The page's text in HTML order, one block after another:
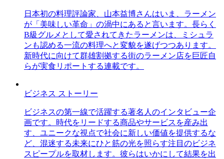
日本初の料理評論家、山本益博さんはいま、ラーメン
が「美味しい革命」の渦中にあると言います。長らく
B級グルメとして愛されてきたラーメンは、ミシュラ
ンも認める一流の料理へと変貌を遂げつつあります。
新時代に向けて群雄割拠する街のラーメン店を巨匠自
らが実食リポートする連載です。
ビジネス ストーリー
ビジネスの第一線で活躍する著名人のインタビュー企
画です。時代をリードする商品やサービスを産み出
す、ユニークな視点で社会に新しい価値を提供するな
ど、混迷する未来にひと筋の光を照らす注目のビジネ
スピープルを取材します。彼らはいかにして結果を出